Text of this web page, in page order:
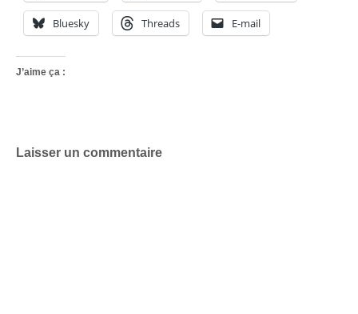
Bluesky Threads E-mail
J’aime ça :
Laisser un commentaire